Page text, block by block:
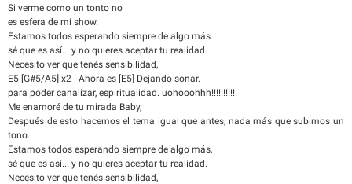
Si verme como un tonto no
es esfera de mi show.
Estamos todos esperando siempre de algo más
sé que es así... y no quieres aceptar tu realidad.
Necesito ver que tenés sensibilidad,
E5 [G#5/A5] x2 - Ahora es [E5] Dejando sonar.
para poder canalizar, espiritualidad. uohooohhh!!!!!!!!!!
Me enamoré de tu mirada Baby,
Después de esto hacemos el tema igual que antes, nada más que subimos un
tono.
Estamos todos esperando siempre de algo más,
sé que es así... y no quieres aceptar tu realidad.
Necesito ver que tenés sensibilidad,